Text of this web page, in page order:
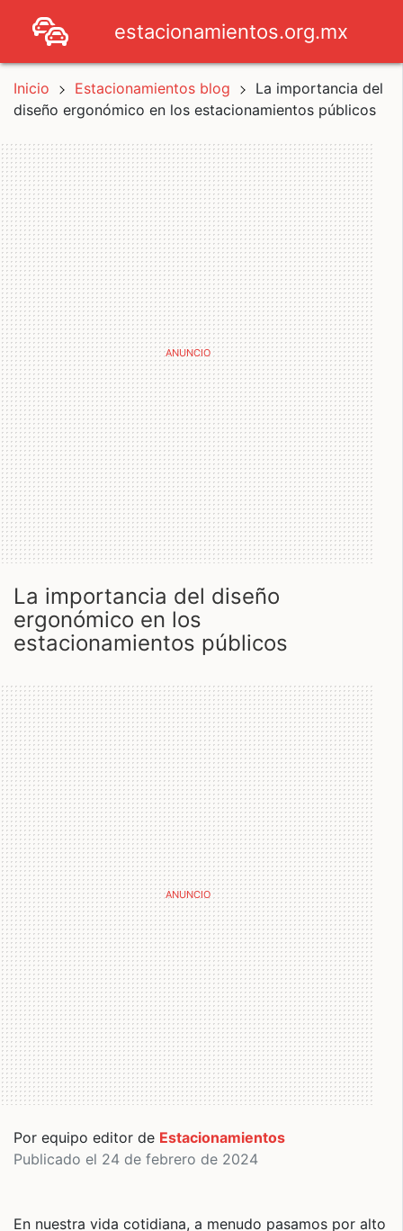
estacionamientos.org.mx
Inicio Estacionamientos blog
La importancia del
diseño ergonómico en los estacionamientos públicos
la importancia del diseño
ergonómico en los
estacionamientos públicos
Por equipo editor de Estacionamientos
Publicado el 24 de febrero de 2024
En nuestra vida cotidiana, a menudo pasamos por alto